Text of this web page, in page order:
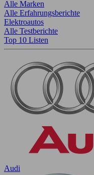
Alle Marken
Alle Erfahrungsberichte
Elektroautos
Alle Testberichte
Top 10 Listen
Audi